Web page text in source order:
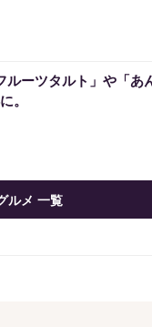
ルーツタルト」や「
。
ルメ 一覧